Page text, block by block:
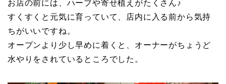
お店の前には、ハーブや寄せ植えがたくさん♪
すくすくと元気に育っていて、店内に入る前から気持
ちがいいですね。
オープンより少し早めに着くと、オーナーがちょうど
水やりをされているところでした。